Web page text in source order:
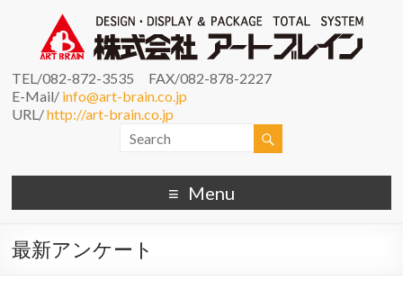
TEL/082-872-3535 FAX/082-878-2227
E-Mail/ info@art-brain.co.jp
URL/http://art-brain.co.jp
Menu
最新アンケート